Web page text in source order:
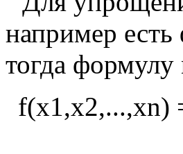
например
тогда
f(x1,x2,...,xn)